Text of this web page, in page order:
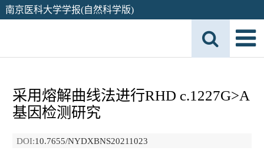
南京医科大学学报(自然科学版)
采用熔解曲线法进行RHD c.1227G>A
基因检测研究
DOI:10.7655/NYDXBNS20211023